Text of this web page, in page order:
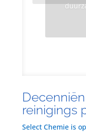
reinigings
Select Chemie is